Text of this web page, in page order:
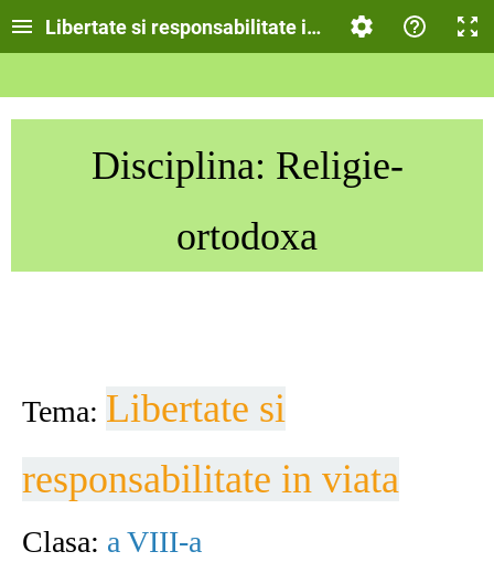
Libertate si responsabilitate in viata
Disciplina: Religie-
ortodoxa
Tema: Libertate si
responsabilitate in viata
Clasa: a VIII-a